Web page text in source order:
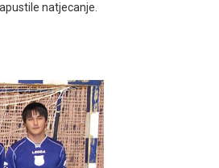
natjecanje.